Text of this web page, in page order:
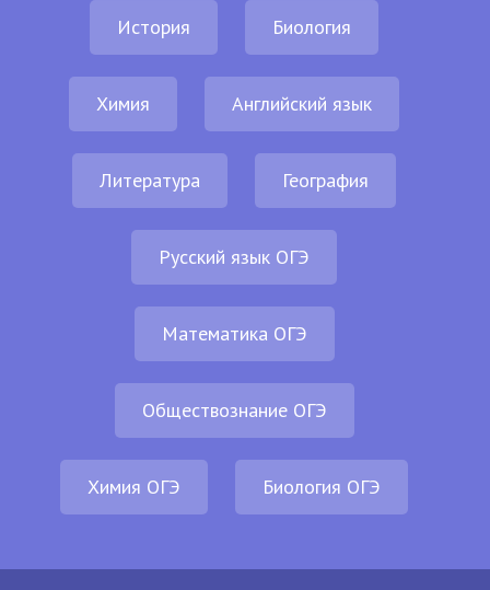
История Биология
Химия Английский язык
Литература География
Русский язык ОГЭ
Математика ОГЭ
Обществознание ОГЭ
Химия ОГЭ Биология ОГЭ